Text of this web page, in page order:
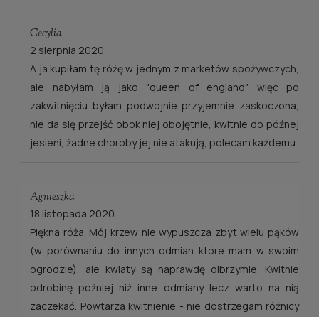
Cecylia
2 sierpnia 2020
A ja kupiłam tę różę w jednym z marketów spożywczych,
ale nabyłam ją jako "queen of england" więc po
zakwitnięciu byłam podwójnie przyjemnie zaskoczona,
nie da się przejść obok niej obojętnie, kwitnie do późnej
jesieni, żadne choroby jej nie atakują, polecam każdemu.
Agnieszka
18 listopada 2020
Piękna róża. Mój krzew nie wypuszcza zbyt wielu pąków
(w porównaniu do innych odmian które mam w swoim
ogrodzie), ale kwiaty są naprawdę olbrzymie. Kwitnie
odrobinę później niż inne odmiany lecz warto na nią
zaczekać. Powtarza kwitnienie - nie dostrzegam różnicy